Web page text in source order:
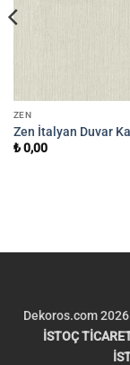
ZEN
Zen İtalyan Duvar
₺0,00
Dekoros.com
İSTOÇ